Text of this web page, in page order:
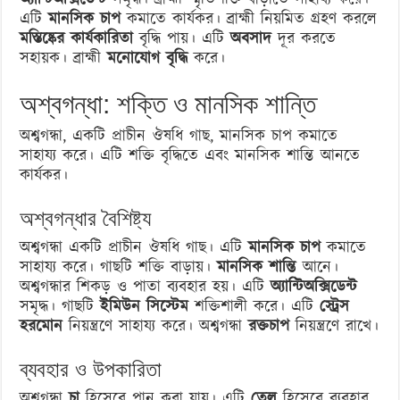
এটিমানসিক চাপকমাতে কার্যকর। ব্রাহ্মী নিয়মিত গ্রহণ করলে
মস্তিষ্কের কার্যকারিতাবৃদ্ধি পায়। এটিঅবসাদদূর করতে
সহায়ক। ব্রাহ্মীমনোযোগ বৃদ্ধিকরে।
অশ্বগন্ধা: শক্তি ও মানসিক শান্তি
অশ্বগন্ধা, একটি প্রাচীন ঔষধি গাছ, মানসিক চাপ কমাতে
সাহায্য করে। এটি শক্তি বৃদ্ধিতে এবং মানসিক শান্তি আনতে
কার্যকর।
অশ্বগন্ধার বৈশিষ্ট্য
অশ্বগন্ধা একটি প্রাচীন ঔষধি গাছ। এটিমানসিক চাপকমাতে
সাহায্য করে। গাছটি শক্তি বাড়ায়।মানসিক শান্তিআনে।
অশ্বগন্ধার শিকড় ও পাতা ব্যবহার হয়। এটিঅ্যান্টিঅক্সিডেন্ট
সমৃদ্ধ। গাছটিইমিউন সিস্টেমশক্তিশালী করে। এটিস্ট্রেস
হরমোননিয়ন্ত্রণে সাহায্য করে। অশ্বগন্ধারক্তচাপনিয়ন্ত্রণে রাখে।
ব্যবহার ও উপকারিতা